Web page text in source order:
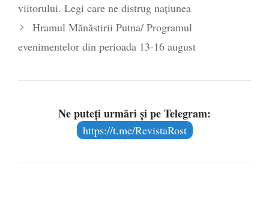
viitorului. Legi care ne distrug națiunea
Hramul Mănăstirii Putna/ Programul
evenimentelor din perioada 13-16 august
Ne puteți urmări și pe Telegram:
https://t.me/RevistaRost